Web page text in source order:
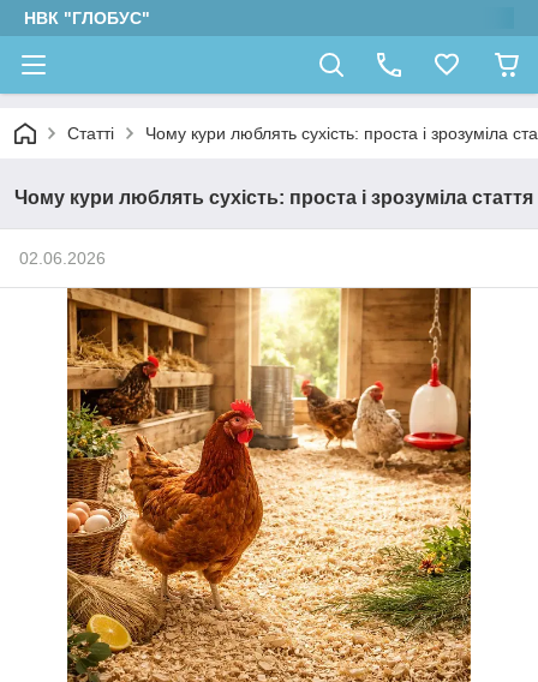
НВК "ГЛОБУС"
Статті Чому кури люблять сухість: проста і зрозуміла
Чому кури люблять сухість: проста і зрозуміла стаття
02.06.2026